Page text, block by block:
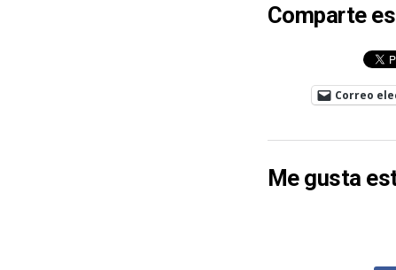
Comparte
Correo
Me gusta